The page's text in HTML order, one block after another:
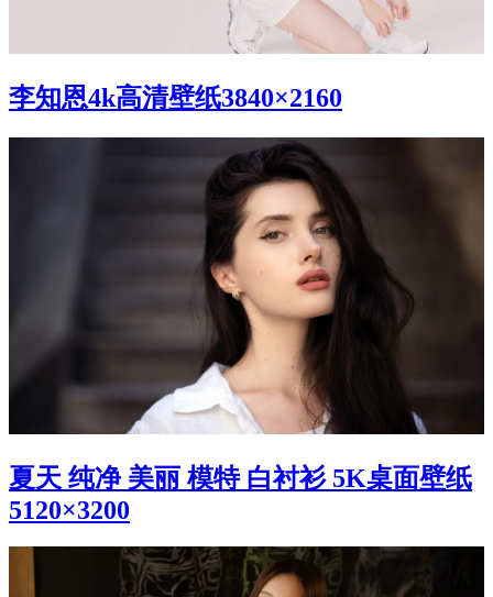
李知恩4k高清壁纸3840×2160
夏天 纯净 美丽 模特 白衬衫 5K桌面壁纸
5120×3200